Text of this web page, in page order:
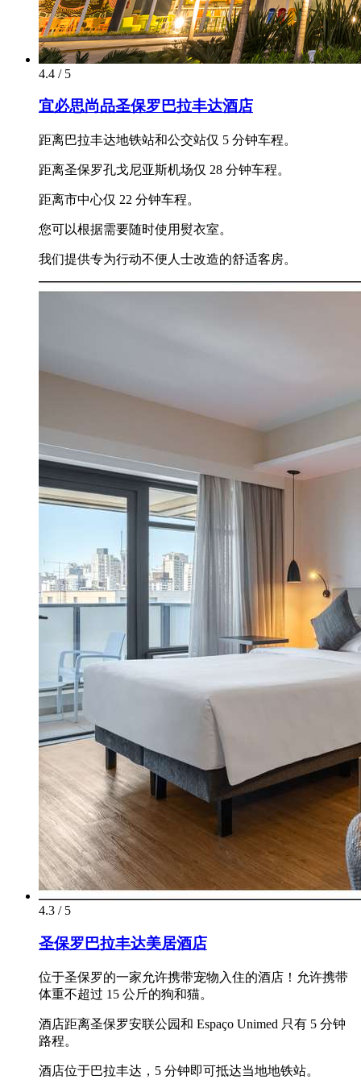
4.4 / 5
宜必思尚品圣保罗巴拉丰达酒店
距离巴拉丰达地铁站和公交站仅 5 分钟车程。
距离圣保罗孔戈尼亚斯机场仅 28 分钟车程。
距离市中心仅 22 分钟车程。
您可以根据需要随时使用熨衣室。
我们提供专为行动不便人士改造的舒适客房。
4.3 / 5
圣保罗巴拉丰达美居酒店
位于圣保罗的一家允许携带宠物入住的酒店！允许携带
体重不超过 15 公斤的狗和猫。
酒店距离圣保罗安联公园和 Espaço Unimed 只有 5 分钟
路程。
酒店位于巴拉丰达，5 分钟即可抵达当地地铁站。